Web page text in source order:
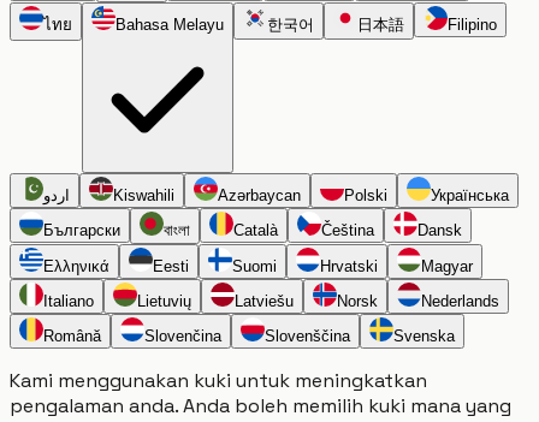
ไทย
Bahasa Melayu 한국어 日本語 Filipino
اردو Kiswahili Azərbaycan Polski
Українська
Български
বাংলা Català Čeština
Dansk
Ελληνικά
Eesti Suomi Hrvatski
Magyar
Italiano
Lietuvių Latviešu Norsk
Nederlands
Română
Slovenčina Slovenščina Svenska
Kami menggunakan kuki untuk meningkatkan
pengalaman anda. Anda boleh memilih kuki mana yang